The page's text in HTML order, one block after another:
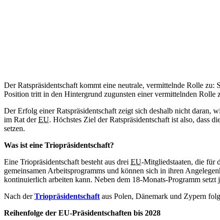
Der Ratspräsidentschaft kommt eine neutrale, vermittelnde Rolle
Position tritt in den Hintergrund zugunsten einer vermittelnden Rolle
Der Erfolg einer Ratspräsidentschaft zeigt sich deshalb nicht daran,
im Rat derEU. Höchstes Ziel der Ratspräsidentschaft ist also, dass
setzen.
Was ist eine Triopräsidentschaft?
Eine Triopräsidentschaft besteht aus drei EU-Mitgliedstaaten, die für
gemeinsamen Arbeitsprogramms und können sich in ihren
kontinuierlich arbeiten kann. Neben dem 18-Monats-Programm
Nach derTriopräsidentschaft aus Polen, Dänemark und Zypern
Reihenfolge der EU-Präsidentschaften bis 2028